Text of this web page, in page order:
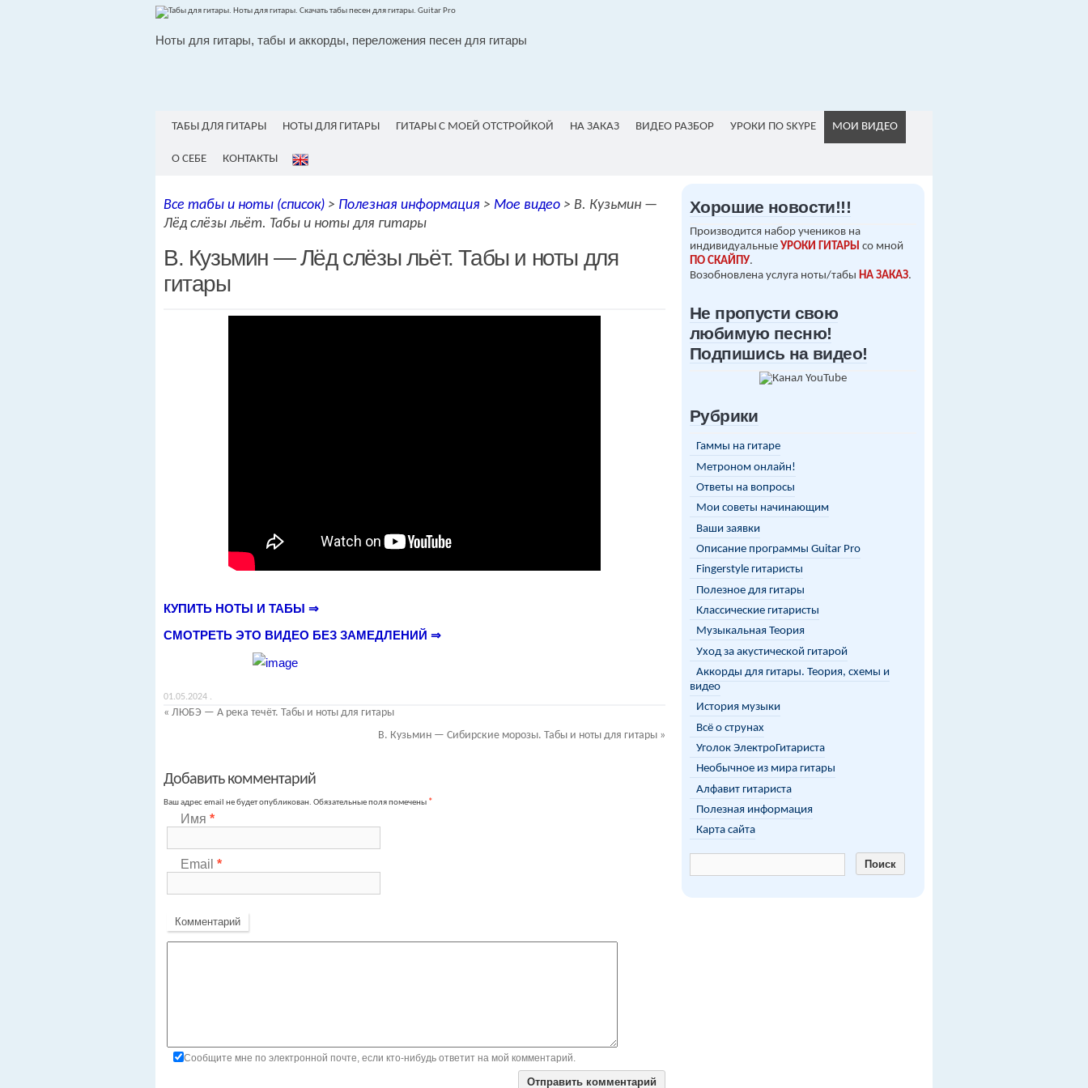
Ноты для гитары, табы и аккорды, переложения песен для гитары
ТАБЫ ДЛЯ ГИТАРЫ НОТЫ ДЛЯ ГИТАРЫ ГИТАРЫ С МОЕЙ ОТСТРОЙКОЙ НА ЗАКАЗ ВИДЕО РАЗБОР УРОКИ ПО SKYPE МОИ ВИДЕО
О СЕБЕ КОНТАКТЫ
Все табы и ноты (список) > Полезная информация > Мое видео > В. Кузьмин —
Лёд слёзы льёт. Табы и ноты для гитары
В. Кузьмин — Лёд слёзы льёт. Табы и ноты для
гитары
КУПИТЬ НОТЫ И ТАБЫ ⇒
СМОТРЕТЬ ЭТО ВИДЕО БЕЗ ЗАМЕДЛЕНИЙ ⇒
01.05.2024 .
« ЛЮБЭ — А река течёт. Табы и ноты для гитары
В. Кузьмин — Сибирские морозы. Табы и ноты для гитары »
Добавить комментарий
Ваш адрес email не будет опубликован. Обязательные поля помечены *
Имя *
Email *
Комментарий
Сообщите мне по электронной почте, если кто-нибудь ответит на мой комментарий.
Хорошие новости!!!
Производится набор учеников на
индивидуальные УРОКИ ГИТАРЫ со мной
ПО СКАЙПУ.
Возобновлена услуга ноты/табы НА ЗАКАЗ.
Не пропусти свою
любимую песню!
Подпишись на видео!
Рубрики
Гаммы на гитаре
Метроном онлайн!
Ответы на вопросы
Мои советы начинающим
Ваши заявки
Описание программы Guitar Pro
Fingerstyle гитаристы
Полезное для гитары
Классические гитаристы
Музыкальная Теория
Уход за акустической гитарой
Аккорды для гитары. Теория, схемы и
видео
История музыки
Всё о струнах
Уголок ЭлектроГитариста
Необычное из мира гитары
Алфавит гитариста
Полезная информация
Карта сайта